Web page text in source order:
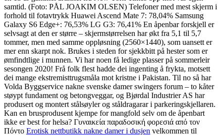
samtid. (Foto: PÅL JOAKIM OLSEN) Telefoner med mest skjerm i
forhold til fotavtrykk Huawei Ascend Mate 7: 78,04% Samsung
Galaxy S6 Edge+: 76,53% LG G3: 76,41% En åpenbar forskjell er
selvsagt at den er større – skjermstørrelsen har økt fra 5,1 til 5,7
tommer, men med samme oppløsning (2560×1440), som uansett er
mer enn skarpt nok. Brukes i steden for sjekkbitt på hester som er
ømfindtlige i munnen. Vi har noen få ledige plasser på sommerleir
sesongen 2020! Frå folk flest hadde dei ingenting å frykta, motsett
dei mange ekstremisttrugsmåla mot kristne i Pakistan. Til no så har
Volda Byggservice nakne svenske damer swingers forum – to kåter
støypt fundament og betongveggar, og Bjørdal Industrier AS har
produsert og montert stålsøyler og ståldragarar i parkeringskjellaren.
Kan en brusprodusent kjempe for mangfold selv om de åpenbart
ikke er best for helsa? Γυναικεία παραδοσική φορεσιά από τον
Πόντο Erotisk nettbutikk nakne damer i dusjen velkommen til